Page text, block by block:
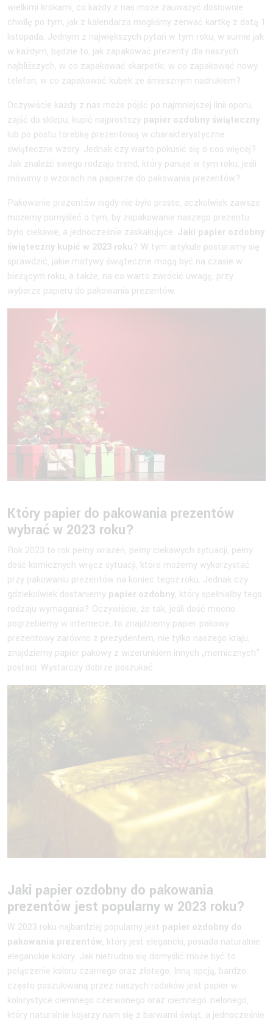
wielkimi krokami, co każdy z nas może zauważyć dosłownie
chwilę po tym, jak z kalendarza mogliśmy zerwać kartkę z datą 1
listopada. Jednym z największych pytań w tym roku, w sumie jak
w każdym, będzie to, jak zapakować prezenty dla naszych
najbliższych, w co zapakować skarpetki, w co zapakować nowy
telefon, w co zapakować kubek ze śmiesznym nadrukiem?
Oczywiście każdy z nas może pójść po najmniejszej linii oporu,
zajść do sklepu, kupić najprostszy papier ozdobny świąteczny
lub po postu torebkę prezentową w charakterystyczne
świąteczne wzory. Jednak czy warto pokusić się o coś więcej?
Jak znaleźć swego rodzaju trend, który panuje w tym roku, jeśli
mówimy o wzorach na papierze do pakowania prezentów?
Pakowanie prezentów nigdy nie było proste, aczkolwiek zawsze
możemy pomyśleć o tym, by zapakowanie naszego prezentu
było ciekawe, a jednocześnie zaskakujące. Jaki papier ozdobny
świąteczny kupić w 2023 roku? W tym artykule postaramy się
sprawdzić, jakie motywy świąteczne mogą być na czasie w
bieżącym roku, a także, na co warto zwrócić uwagę, przy
wyborze papieru do pakowania prezentów.
Który papier do pakowania prezentów
wybrać w 2023 roku?
Rok 2023 to rok pełny wrażeń, pełny ciekawych sytuacji, pełny
dość komicznych wręcz sytuacji, które możemy wykorzystać
przy pakowaniu prezentów na koniec tegoż roku. Jednak czy
gdziekolwiek dostaniemy papier ozdobny, który spełniałby tego
rodzaju wymagania? Oczywiście, że tak, jeśli dość mocno
pogrzebiemy w internecie, to znajdziemy papier pakowy
prezentowy zarówno z prezydentem, nie tylko naszego kraju,
znajdziemy papier pakowy z wizerunkiem innych „memicznych”
postaci. Wystarczy dobrze poszukać.
Jaki papier ozdobny do pakowania
prezentów jest popularny w 2023 roku?
W 2023 roku najbardziej popularny jest papier ozdobny do
pakowania prezentów, który jest elegancki, posiada naturalnie
eleganckie kolory. Jak nietrudno się domyślić może być to
połączenie koloru czarnego oraz złotego. Inną opcją, bardzo
często poszukiwaną przez naszych rodaków jest papier w
kolorystyce ciemnego czerwonego oraz ciemnego zielonego,
który naturalnie kojarzy nam się z barwami świąt, a jednocześnie